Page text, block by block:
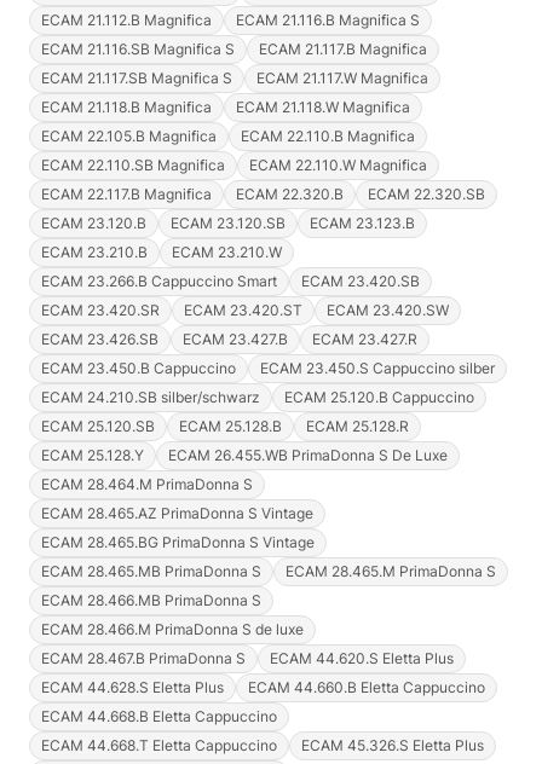
ECAM 21.112.B Magnifica
ECAM 21.116.B Magnifica S
ECAM 21.116.SB Magnifica S
ECAM 21.117.B Magnifica
ECAM 21.117.SB Magnifica S
ECAM 21.117.W Magnifica
ECAM 21.118.B Magnifica
ECAM 21.118.W Magnifica
ECAM 22.105.B Magnifica
ECAM 22.110.B Magnifica
ECAM 22.110.SB Magnifica
ECAM 22.110.W Magnifica
ECAM 22.117.B Magnifica
ECAM 22.320.B
ECAM 22.320.SB
ECAM 23.120.B
ECAM 23.120.SB
ECAM 23.123.B
ECAM 23.210.B
ECAM 23.210.W
ECAM 23.266.B Cappuccino Smart
ECAM 23.420.SB
ECAM 23.420.SR
ECAM 23.420.ST
ECAM 23.420.SW
ECAM 23.426.SB
ECAM 23.427.B
ECAM 23.427.R
ECAM 23.450.B Cappuccino
ECAM 23.450.S Cappuccino silber
ECAM 24.210.SB silber/schwarz
ECAM 25.120.B Cappuccino
ECAM 25.120.SB
ECAM 25.128.B
ECAM 25.128.R
ECAM 25.128.Y
ECAM 26.455.WB PrimaDonna S De Luxe
ECAM 28.464.M PrimaDonna S
ECAM 28.465.AZ PrimaDonna S Vintage
ECAM 28.465.BG PrimaDonna S Vintage
ECAM 28.465.MB PrimaDonna S
ECAM 28.465.M PrimaDonna S
ECAM 28.466.MB PrimaDonna S
ECAM 28.466.M PrimaDonna S de luxe
ECAM 28.467.B PrimaDonna S
ECAM 44.620.S Eletta Plus
ECAM 44.628.S Eletta Plus
ECAM 44.660.B Eletta Cappuccino
ECAM 44.668.B Eletta Cappuccino
ECAM 44.668.T Eletta Cappuccino
ECAM 45.326.S Eletta Plus